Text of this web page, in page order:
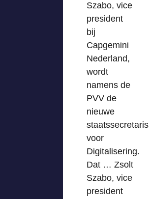
Szabo, vice
president
bij
Capgemini
Nederland,
wordt
namens de
PVV de
nieuwe
staatssecretaris
voor
Digitalisering.
Dat … Zsolt
Szabo, vice
president